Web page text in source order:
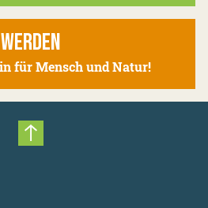
für Mensch und Natur!
Nach oben scrollen